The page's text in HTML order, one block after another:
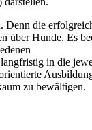
Denn die
über Hunde. Es
in die
zu bewältigen.